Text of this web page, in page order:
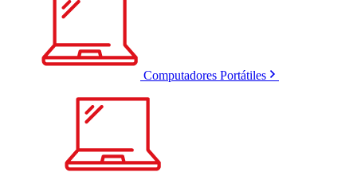
Computadores Portátiles